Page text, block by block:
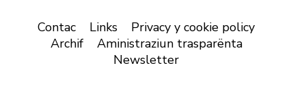
Contac Links
Privacy y cookie policy
Archif
Aministraziun trasparënta
Newsletter